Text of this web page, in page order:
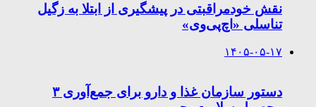
نقش خودمراقبتی در پیشگیری از ابتلا به زگیل
تناسلی «اچ‌پی‌وی»
۱۴۰۵-۰۵-۱۷
دستور سازمان غذا و دارو برای جمع‌آوری ۳